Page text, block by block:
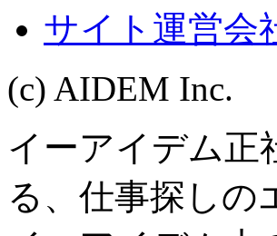
サイト運営会
(c) AIDEM Inc.
イーアイデム正
る、仕事探しの